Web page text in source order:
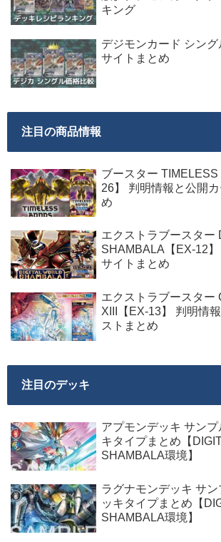
キング
デジモンカード シン
サイトまとめ
注目の商品情報
ブースター
26】 判明情報と公開
め
エクストラブースター
SHAMBALA【EX-12
サイトまとめ
エクストラブースター
XIII【EX-13】 判明情
ストまとめ
注目のデッキ
アプモンデッキ サン
キタイプまとめ【
SHAMBALA環境】
ラグナモンデッキ サ
ッキタイプまとめ【
SHAMBALA環境】